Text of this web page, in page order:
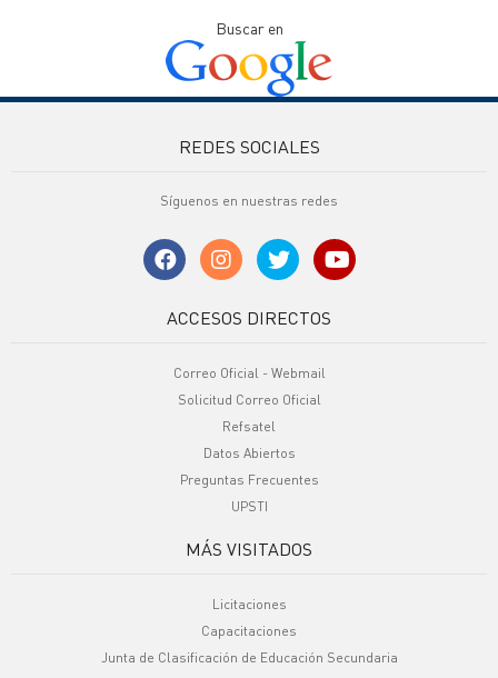
Buscar en
REDES SOCIALES
Síguenos en nuestras redes
ACCESOS DIRECTOS
Correo Oficial - Webmail
Solicitud Correo Oficial
Refsatel
Datos Abiertos
Preguntas Frecuentes
UPSTI
MÁS VISITADOS
Licitaciones
Capacitaciones
Junta de Clasificación de Educación Secundaria